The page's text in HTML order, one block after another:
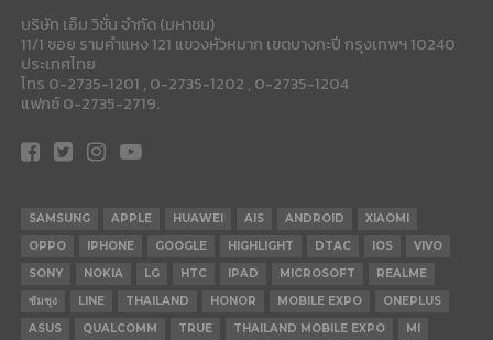
บริษัท เอ็ม วิชั่น จำกัด (มหาชน)
11/1 ซอย รามคำแหง 121 แขวงหัวหมาก เขตบางกะปี กรุงเทพฯ 10240
ประเทศไทย
โทร 0-2735-1201 , 0-2735-1202 , 0-2735-1204
แฟกซ์ 0-2735-2719.
SAMSUNG APPLE HUAWEI AIS ANDROID
XIAOMI
OPPO
IPHONE GOOGLE HIGHLIGHT DTAC IOS
VIVO
SONY
NOKIA LG HTC IPAD MICROSOFT
REALME
ซัมซุง
LINE THAILAND HONOR MOBILE EXPO
ONEPLUS
ASUS
QUALCOMM TRUE THAILAND MOBILE EXPO MI